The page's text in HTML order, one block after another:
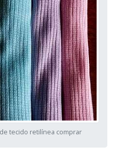
tecido retilínea comprar